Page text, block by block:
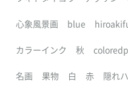
心象風景画 blue
カラーインク 秋
名画 果物 白 赤 隠れ